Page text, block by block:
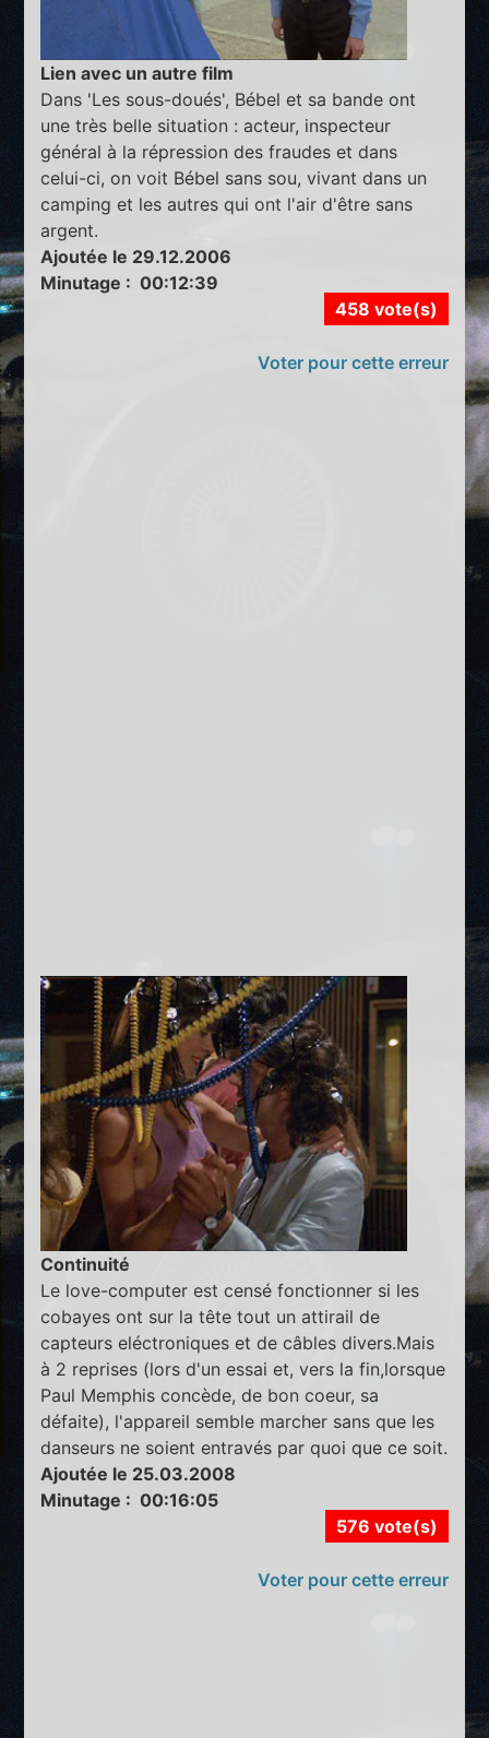
Lien avec un autre film
Dans 'Les sous-doués', Bébel et sa bande ont
une très belle situation : acteur, inspecteur
général à la répression des fraudes et dans
celui-ci, on voit Bébel sans sou, vivant dans un
camping et les autres qui ont l'air d'être sans
argent.
Ajoutée le 29.12.2006
Minutage : 00:12:39
458 vote(s)
Voter pour cette erreur
Continuité
Le love-computer est censé fonctionner si les
cobayes ont sur la tête tout un attirail de
capteurs eléctroniques et de câbles divers.Mais
à 2 reprises (lors d'un essai et, vers la fin,lorsque
Paul Memphis concède, de bon coeur, sa
défaite), l'appareil semble marcher sans que les
danseurs ne soient entravés par quoi que ce soit.
Ajoutée le 25.03.2008
Minutage : 00:16:05
576 vote(s)
Voter pour cette erreur